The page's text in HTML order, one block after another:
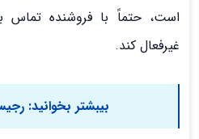
است، حتماً با فروشنده تماس
غیرفعال کند.
بیبشتر بخوانید: